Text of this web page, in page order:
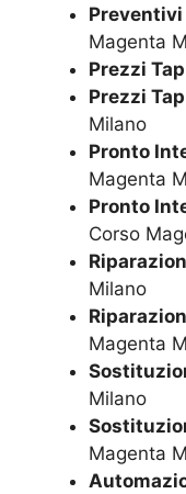
Preventivi
Magenta
Prezzi
Prezzi
Milano
Pronto
Magenta
Pronto
Corso
Milano
Magenta
Milano
Magenta